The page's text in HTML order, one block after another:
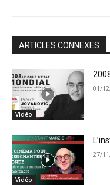
ARTICLES CONNEXES
Vidéo
01/
Vidéo
27/